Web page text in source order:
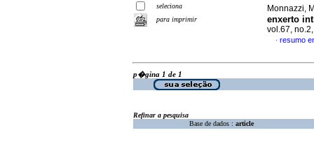
seleciona
para imprimir
Monnazzi,
enxerto
vol.67,
· resumo
p�gina 1 de 1
Refinar a pesquisa
Base de dados : article